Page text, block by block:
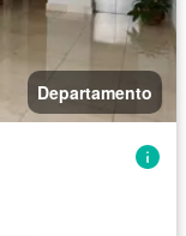
Departamento